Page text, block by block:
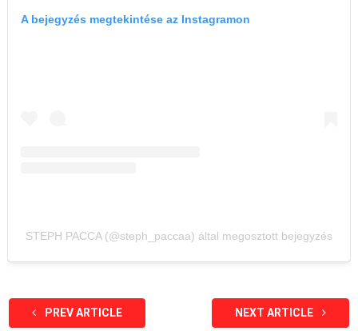
A bejegyzés megtekintése az Instagramon
STEPH PACCA (@steph_paccaa) által megosztott bejegyzés
PREV ARTICLE NEXT ARTICLE